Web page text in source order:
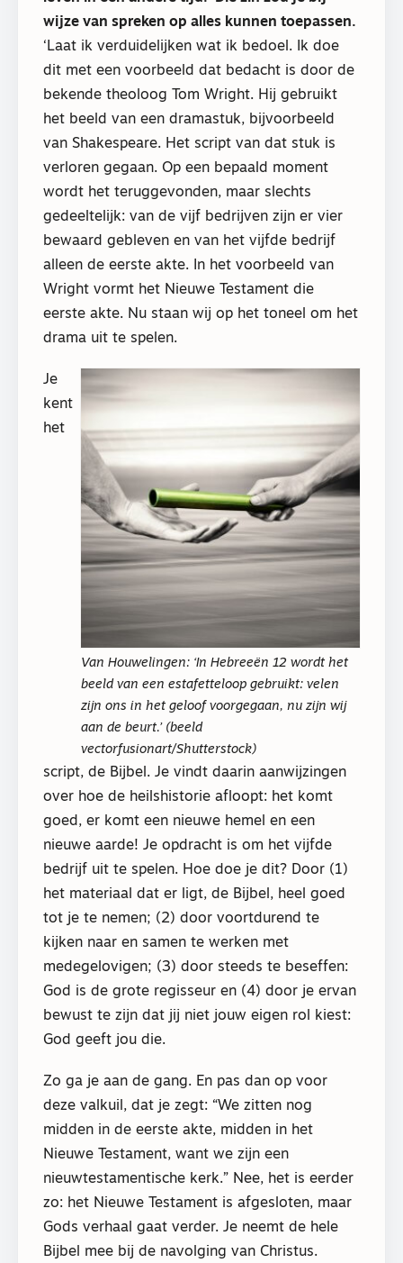
wijze van spreken op alles kunnen toepassen.
‘Laat ik verduidelijken wat ik bedoel. Ik doe
dit met een voorbeeld dat bedacht is door de
bekende theoloog Tom Wright. Hij gebruikt
het beeld van een dramastuk, bijvoorbeeld
van Shakespeare. Het script van dat stuk is
verloren gegaan. Op een bepaald moment
wordt het teruggevonden, maar slechts
gedeeltelijk: van de vijf bedrijven zijn er vier
bewaard gebleven en van het vijfde bedrijf
alleen de eerste akte. In het voorbeeld van
Wright vormt het Nieuwe Testament die
eerste akte. Nu staan wij op het toneel om het
drama uit te spelen.
Van Houwelingen: ‘In Hebreeën 12 wordt het
beeld van een estafetteloop gebruikt: velen
zijn ons in het geloof voorgegaan, nu zijn wij
aan de beurt.’ (beeld
vectorfusionart/Shutterstock)
Je
kent
het
script, de Bijbel. Je vindt daarin aanwijzingen
over hoe de heilshistorie afloopt: het komt
goed, er komt een nieuwe hemel en een
nieuwe aarde! Je opdracht is om het vijfde
bedrijf uit te spelen. Hoe doe je dit? Door (1)
het materiaal dat er ligt, de Bijbel, heel goed
tot je te nemen; (2) door voortdurend te
kijken naar en samen te werken met
medegelovigen; (3) door steeds te beseffen:
God is de grote regisseur en (4) door je ervan
bewust te zijn dat jij niet jouw eigen rol kiest:
God geeft jou die.
Zo ga je aan de gang. En pas dan op voor
deze valkuil, dat je zegt: “We zitten nog
midden in de eerste akte, midden in het
Nieuwe Testament, want we zijn een
nieuwtestamentische kerk.” Nee, het is eerder
zo: het Nieuwe Testament is afgesloten, maar
Gods verhaal gaat verder. Je neemt de hele
Bijbel mee bij de navolging van Christus.